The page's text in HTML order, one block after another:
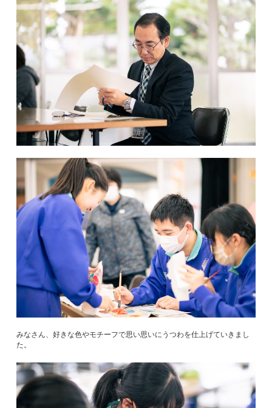
みなさん、好きな色やモチーフで思い思いにうつわを仕上げていきまし
た。